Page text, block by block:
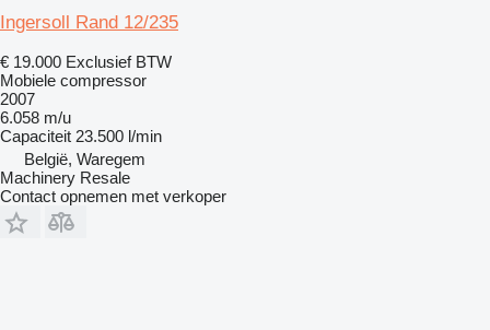
Ingersoll Rand 12/235
€ 19.000 Exclusief BTW
Mobiele compressor
2007
6.058 m/u
Capaciteit 23.500 l/min
België, Waregem
Machinery Resale
Contact opnemen met verkoper